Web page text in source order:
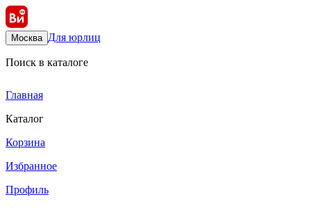
Москва Для юрлиц
Поиск в каталоге
Главная
Каталог
Корзина
Избранное
Профиль